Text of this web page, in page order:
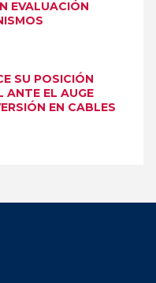
EVALUACIÓN
SU POSICIÓN
ANTE EL AUGE
EN CABLES